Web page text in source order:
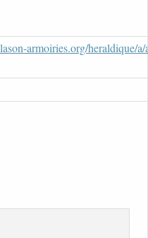
armoiries.org/heraldique/a/